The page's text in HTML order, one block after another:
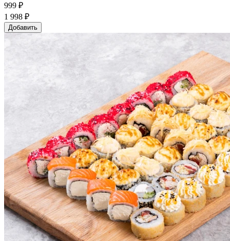
999 ₽
1 998 ₽
Добавить